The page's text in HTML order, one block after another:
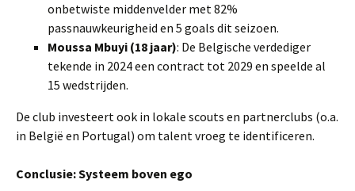
onbetwiste middenvelder met 82%
passnauwkeurigheid en 5 goals dit seizoen.
Moussa Mbuyi (18 jaar): De Belgische verdediger
tekende in 2024 een contract tot 2029 en speelde al
15 wedstrijden.
De club investeert ook in lokale scouts en partnerclubs (o.a.
in België en Portugal) om talent vroeg te identificeren.
Conclusie: Systeem boven ego